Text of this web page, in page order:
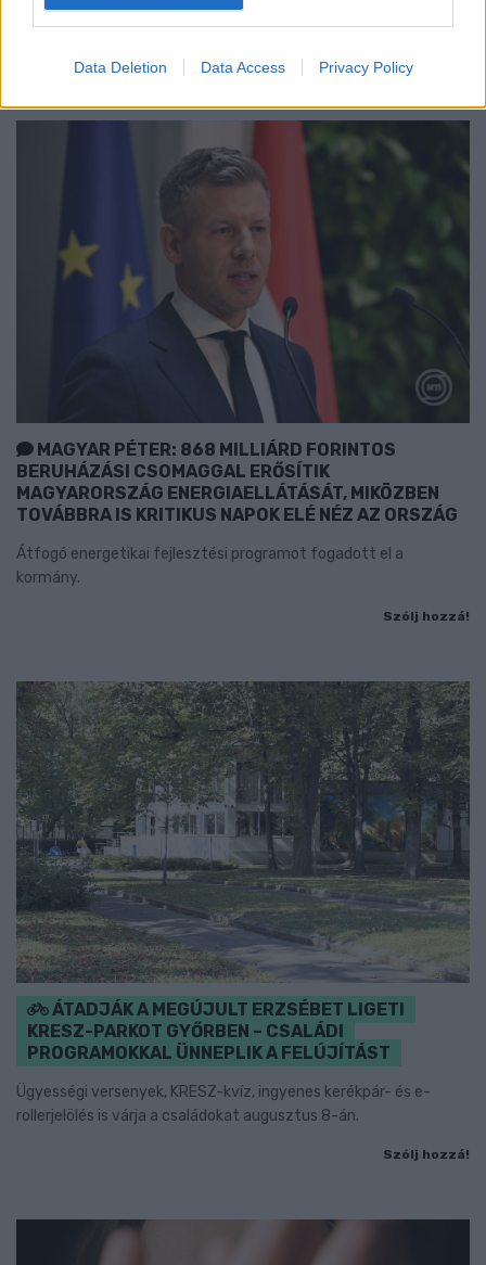
Data Deletion Data Access Privacy Policy
Észtország, Szlovénia és Svédország következik.
MAGYAR PÉTER: 868 MILLIÁRD FORINTOS
BERUHÁZÁSI CSOMAGGAL ERŐSÍTIK
MAGYARORSZÁG ENERGIAELLÁTÁSÁT, MIKÖZBEN
TOVÁBBRA IS KRITIKUS NAPOK ELÉ NÉZ AZ ORSZÁG
Átfogó energetikai fejlesztési programot fogadott el a
kormány.
Szólj hozzá!
ÁTADJÁK A MEGÚJULT ERZSÉBET LIGETI
KRESZ-PARKOT GYŐRBEN – CSALÁDI
PROGRAMOKKAL ÜNNEPLIK A FELÚJÍTÁST
Ügyességi versenyek, KRESZ-kvíz, ingyenes kerékpár- és e-
rollerjelölés is várja a családokat augusztus 8-án.
Szólj hozzá!